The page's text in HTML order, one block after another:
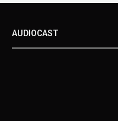
AUDIOCAST